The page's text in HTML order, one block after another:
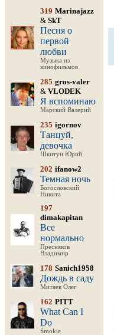
319 Marinajazz
& SkT
Песня о
первой
любви
Музыка из
кинофильмов
285 gros-valer
& VLODEK
Я вспоминаю
Марский Валерий
235 igornov
Танцуй,
девочка
Шкитун Юрий
202 ifanow2
Темная ночь
Богословский
Никита
197
dimakapitan
Все
нормально
Пресняков
Владимир
178 Sanich1958
Дождь в саду
Митяев Олег
162 PITT
What Can I
Do
Smokie